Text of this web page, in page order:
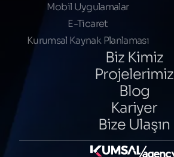
Mobil Uygulamalar
E-Ticaret
Kurumsal Kaynak Planlaması
Biz Kimiz
Projelerimiz
Blog
Kariyer
Bize Ulaşın